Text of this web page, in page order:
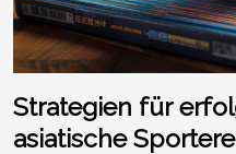
Strategien für
asiatische